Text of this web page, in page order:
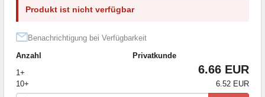
Produkt ist nicht verfügbar
Benachrichtigung bei Verfügbarkeit
Anzahl
Privatkunde
1+
6.66 EUR
10+ 6.52 EUR